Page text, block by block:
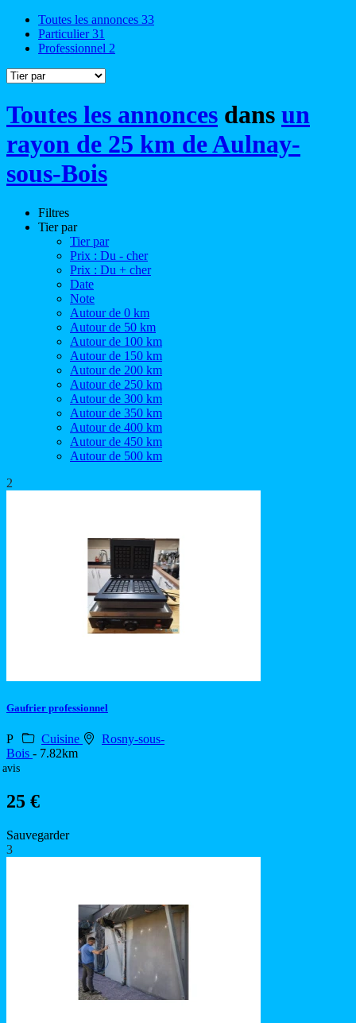
Toutes les annonces 33
Particulier31
Professionnel 2
Toutes les annonces dans un
rayon de 25 km de Aulnay-
sous-Bois
Filtres
Tier par
Tier par
Prix : Du - cher
Prix : Du + cher
Date
Note
Autour de 0 km
Autour de 50 km
Autour de 100 km
Autour de 150 km
Autour de 200 km
Autour de 250 km
Autour de 300 km
Autour de 350 km
Autour de 400 km
Autour de 450 km
Autour de 500 km
2
Gaufrier professionnel
P Cuisine
Rosny-sous-
Bois - 7.82km
avis
25 €
Sauvegarder
3